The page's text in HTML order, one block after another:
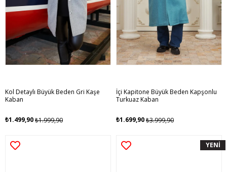
Kol Detaylı Büyük Beden Gri Kaşe
Kaban
₺1.499,90₺1.999,90
İçi Kapitone Büyük Beden Kapşonlu
Turkuaz Kaban
₺1.699,90₺3.999,90
YENİ